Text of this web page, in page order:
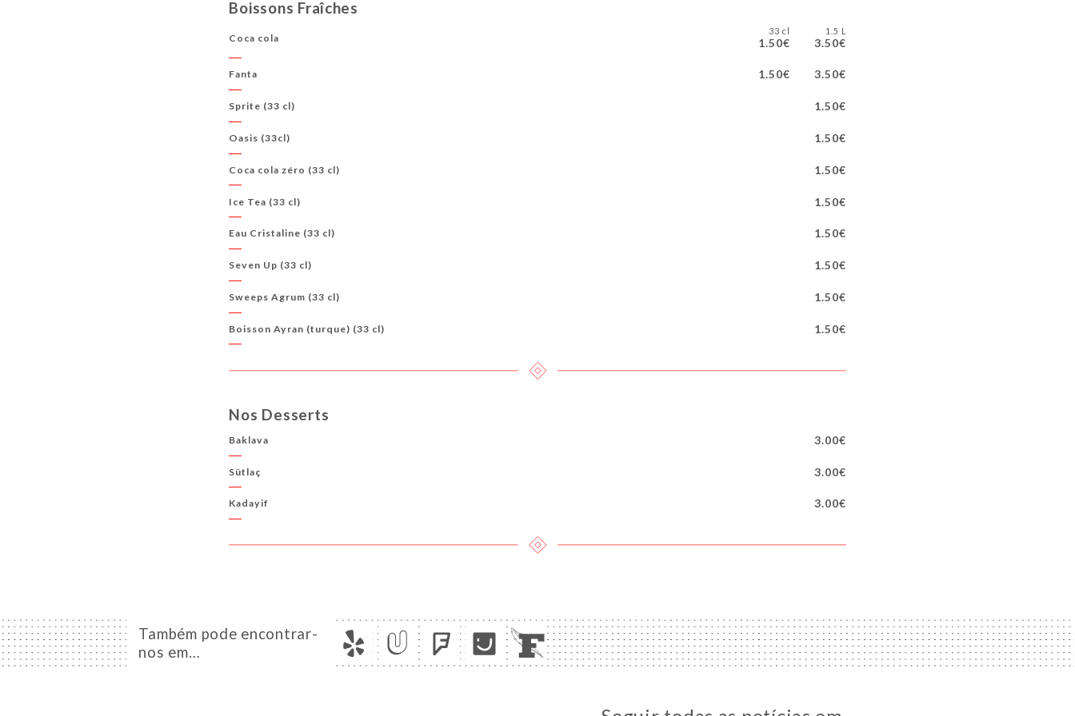
Boissons Fraîches
Coca cola
33 cl
1.50€
1.5 L
3.50€
Fanta 1.50€ 3.50€
Sprite (33 cl) 1.50€
Oasis (33cl) 1.50€
Coca cola zéro (33 cl) 1.50€
Ice Tea (33 cl) 1.50€
Eau Cristaline (33 cl) 1.50€
Seven Up (33 cl) 1.50€
Sweeps Agrum (33 cl) 1.50€
Boisson Ayran (turque) (33 cl) 1.50€
Nos Desserts
Baklava 3.00€
Sütlaç 3.00€
Kadayif 3.00€
Também pode encontrar-
nos em…